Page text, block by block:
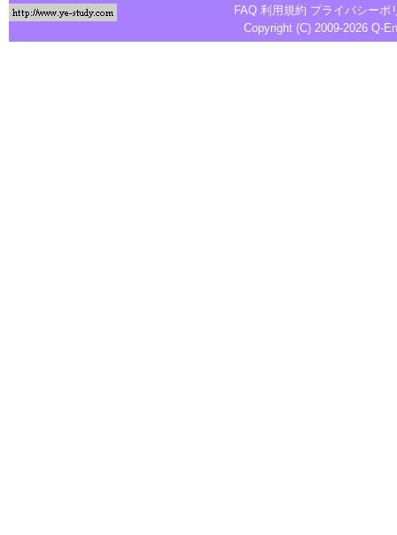
FAQ 利用規約 プライバシーポ
Copyright (C) 2009-2026 Q-